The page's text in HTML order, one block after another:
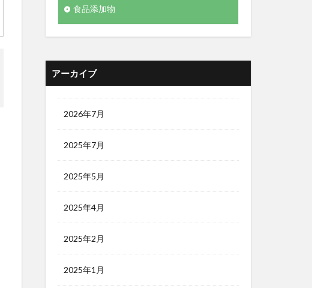
食品添加物
アーカイブ
2026年7月
2025年7月
2025年5月
2025年4月
2025年2月
2025年1月